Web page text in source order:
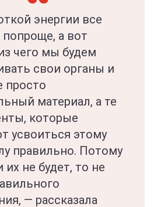
энергии все
а вот
чего мы будем
свои органы и
просто
материал, а те
которые
усвоиться этому
правильно. Потому
их не будет, то не
— рассказала